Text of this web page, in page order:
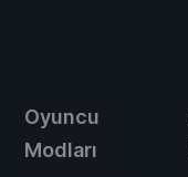
Oyuncu
Modları